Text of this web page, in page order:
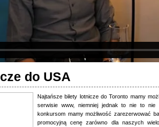
do USA
Najtańsze bilety lotnicze do Toronto mamy
serwisie www, niemniej jednak to nie to
konkursom mamy możliwość zarezerwować
promocyjną cenę zarówno dla naszych